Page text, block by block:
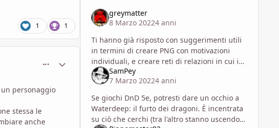
1 1
comment_1796511
Statistiche Autore
personaggio
stessa le
anche
greymatter
8 Marzo 20224 anni
Ti hanno già risposto con suggerimenti utili
in termini di creare PNG con motivazioni
individuali, e creare reti di relazioni in cui i
PNG non sono necessariamente ostili ai PG
ma magari hanno obietti
SamPey
7 Marzo 20224 anni
Se giochi DnD 5e, potresti dare un occhio a
Waterdeep: il furto dei dragoni. È incentrata
su ciò che cerchi (tra l'altro stanno uscendo